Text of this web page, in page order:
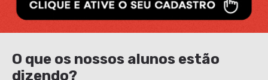
O que os nossos alunos estão
dizendo?